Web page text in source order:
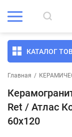
КАТАЛОГ
Главная /
Ret / Атлас
60x120